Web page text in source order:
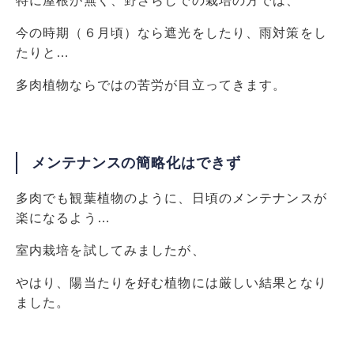
今の時期（６月頃）なら遮光をしたり、雨対策をし
たりと…
多肉植物ならではの苦労が目立ってきます。
メンテナンスの簡略化はできず
多肉でも観葉植物のように、日頃のメンテナンスが
楽になるよう…
室内栽培を試してみましたが、
やはり、陽当たりを好む植物には厳しい結果となり
ました。